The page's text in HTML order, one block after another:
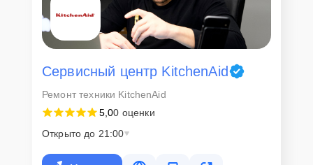
предусматривает скрытые платежи. Рассчитать предварительную
стоимость ремонта можно с помощью нашегоКалькулятора
Скорость диагностики и
ремонта
Наша компания ценит время клиентов и понимает важность
оперативного решения любых вопросов. В среднем, ремонт
клиент сможет забрать свой гаджет в этот же день. При
Сервисный центр KitchenAid
Ремонт техники KitchenAid
5,00 оценки
Открыто до 21:00